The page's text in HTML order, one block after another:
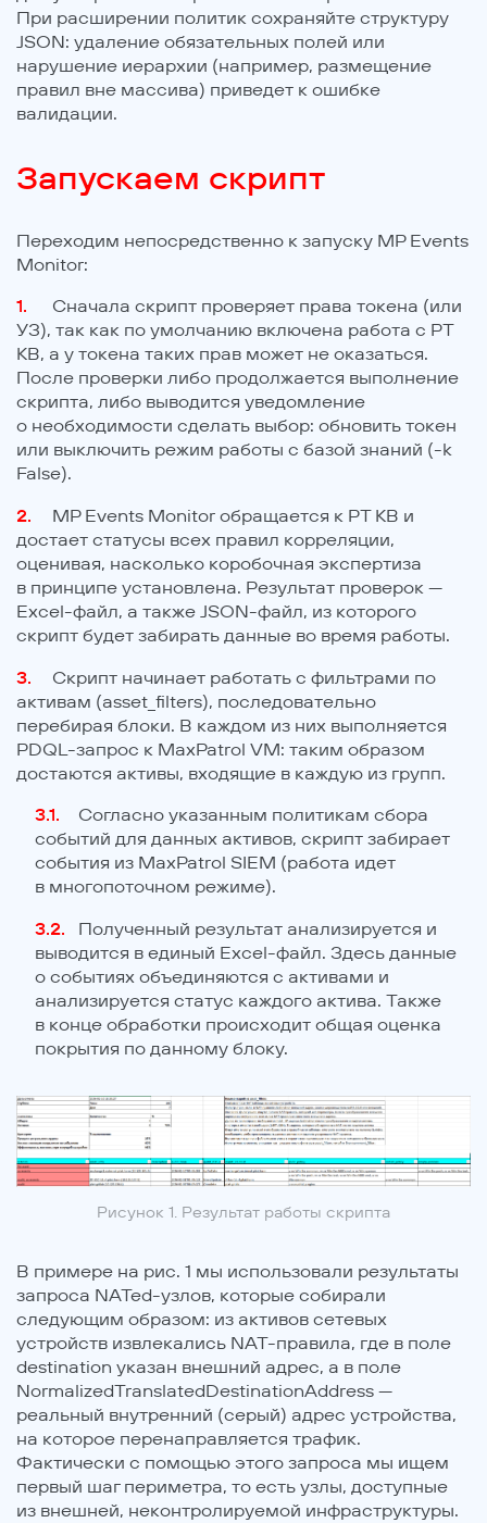
При расширении политик сохраняйте структуру
JSON: удаление обязательных полей или
нарушение иерархии (например, размещение
правил вне массива) приведет к ошибке
валидации.
Запускаем скрипт
Переходим непосредственно к запуску MP Events
Monitor:
Сначала скрипт проверяет права токена (или
УЗ), так как по умолчанию включена работа с PT
KB, а у токена таких прав может не оказаться.
После проверки либо продолжается выполнение
скрипта, либо выводится уведомление
о необходимости сделать выбор: обновить токен
или выключить режим работы с базой знаний (-k
False).
MP Events Monitor обращается к PT KB и
достает статусы всех правил корреляции,
оценивая, насколько коробочная экспертиза
в принципе установлена. Результат проверок —
Excel-файл, а также JSON-файл, из которого
скрипт будет забирать данные во время работы.
Скрипт начинает работать с фильтрами по
активам (asset_filters), последовательно
перебирая блоки. В каждом из них выполняется
PDQL-запрос к MaxPatrol VM: таким образом
достаются активы, входящие в каждую из групп.
Согласно указанным политикам сбора
событий для данных активов, скрипт забирает
события из MaxPatrol SIEM (работа идет
в многопоточном режиме).
Полученный результат анализируется и
выводится в единый Excel-файл. Здесь данные
о событиях объединяются с активами и
анализируется статус каждого актива. Также
в конце обработки происходит общая оценка
покрытия по данному блоку.
Рисунок 1. Результат работы скрипта
В примере на рис. 1 мы использовали результаты
запроса NATed-узлов, которые собирали
следующим образом: из активов сетевых
устройств извлекались NAT-правила, где в поле
destination указан внешний адрес, а в поле
NormalizedTranslatedDestinationAddress —
реальный внутренний (серый) адрес устройства,
на которое перенаправляется трафик.
Фактически с помощью этого запроса мы ищем
первый шаг периметра, то есть узлы, доступные
из внешней, неконтролируемой инфраструктуры.